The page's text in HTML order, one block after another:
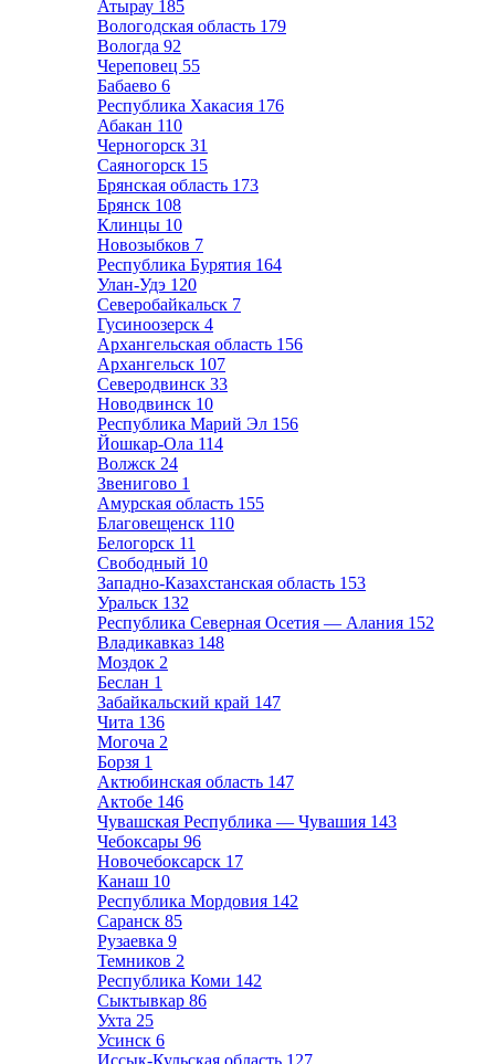
Атырау 185
Вологодская область 179
Вологда 92
Череповец 55
Бабаево 6
Республика Хакасия 176
Абакан 110
Черногорск 31
Саяногорск 15
Брянская область 173
Брянск 108
Клинцы 10
Новозыбков 7
Республика Бурятия 164
Улан-Удэ 120
Северобайкальск 7
Гусиноозерск 4
Архангельская область 156
Архангельск 107
Северодвинск 33
Новодвинск 10
Республика Марий Эл 156
Йошкар-Ола 114
Волжск 24
Звенигово 1
Амурская область 155
Благовещенск 110
Белогорск 11
Свободный 10
Западно-Казахстанская область 153
Уральск 132
Республика Северная Осетия — Алания 152
Владикавказ 148
Моздок 2
Беслан 1
Забайкальский край 147
Чита 136
Могоча 2
Борзя 1
Актюбинская область 147
Актобе 146
Чувашская Республика — Чувашия 143
Чебоксары 96
Новочебоксарск 17
Канаш 10
Республика Мордовия 142
Саранск 85
Рузаевка 9
Темников 2
Республика Коми 142
Сыктывкар 86
Ухта 25
Усинск 6
Иссык-Кульская область 127